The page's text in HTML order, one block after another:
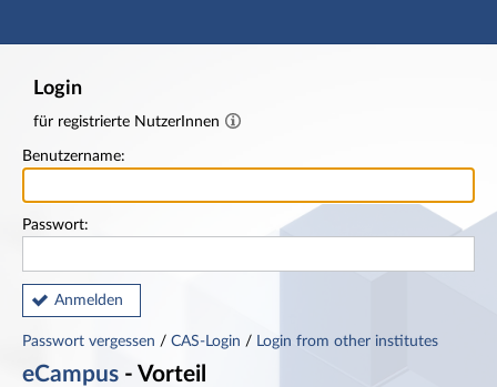
Hauptnavigation
Login
für registrierte NutzerInnen
Benutzername:
Passwort:
Anmelden
Passwort vergessen / CAS-Login / Login from other institutes
eCampus - Vorteil